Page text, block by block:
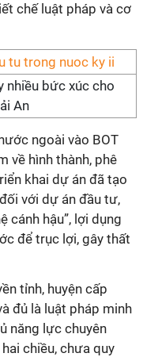
chế luật pháp và cơ
nhiều bức xúc cho
An
ngoài vào BOT
về hình thành, phê
khai dự án đã tạo
với dự án đầu tư,
cánh hậu”, lợi dụng
để trục lợi, gây thất
tỉnh, huyện cấp
đủ là luật pháp minh
năng lực chuyên
chiều, chưa quy